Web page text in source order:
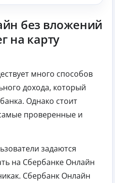
без вложений
на карту
много способов
дохода, который
Однако стоит
проверенные и
задаются
на Сбербанке Онлайн
Сбербанк Онлайн